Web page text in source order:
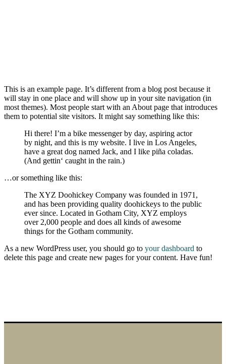
This is an example page. It’s different from a blog post because it
will stay in one place and will show up in your site navigation (in
most themes). Most people start with an About page that introduces
them to potential site visitors. It might say something like this:
Hi there! I’m a bike messenger by day, aspiring actor
by night, and this is my website. I live in Los Angeles,
have a great dog named Jack, and I like piña coladas.
(And gettin‘ caught in the rain.)
…or something like this:
The XYZ Doohickey Company was founded in 1971,
and has been providing quality doohickeys to the public
ever since. Located in Gotham City, XYZ employs
over 2,000 people and does all kinds of awesome
things for the Gotham community.
As a new WordPress user, you should go to your dashboard to
delete this page and create new pages for your content. Have fun!